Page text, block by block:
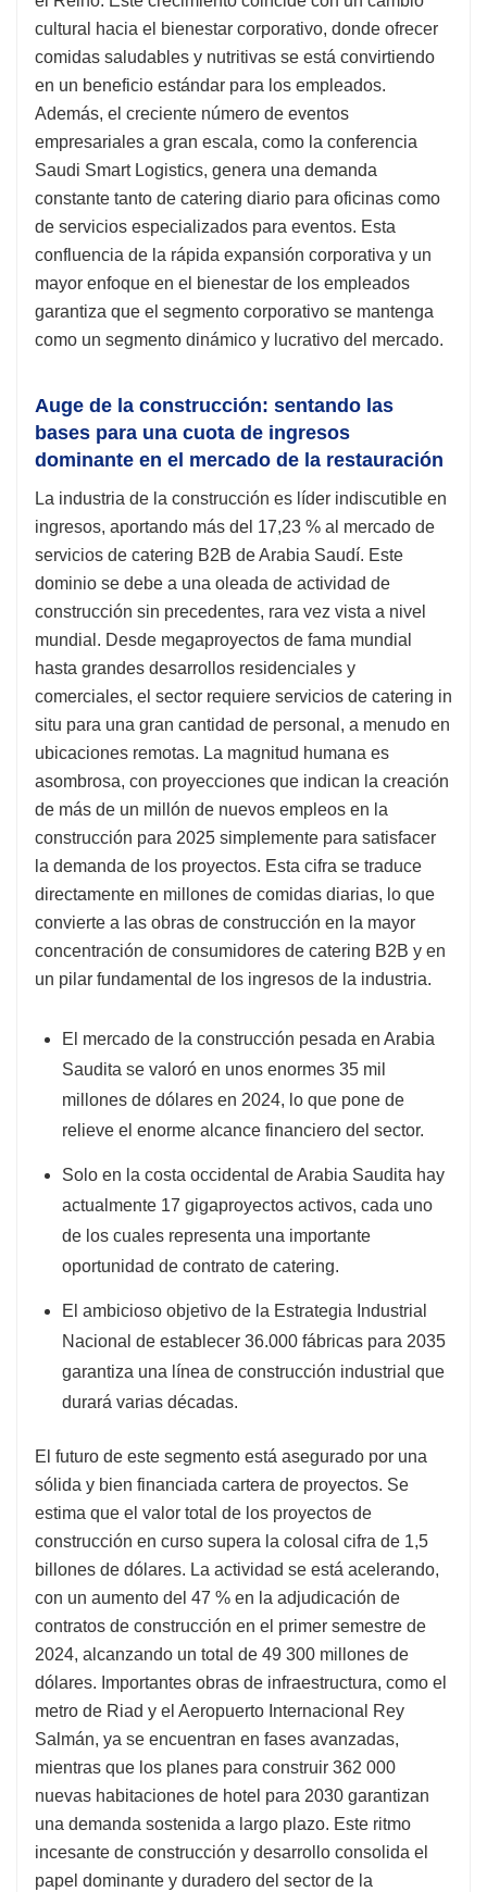
cultural hacia el bienestar corporativo, donde ofrecer
comidas saludables y nutritivas se está convirtiendo
en un beneficio estándar para los empleados.
Además, el creciente número de eventos
empresariales a gran escala, como la conferencia
Saudi Smart Logistics, genera una demanda
constante tanto de catering diario para oficinas como
de servicios especializados para eventos. Esta
confluencia de la rápida expansión corporativa y un
mayor enfoque en el bienestar de los empleados
garantiza que el segmento corporativo se mantenga
como un segmento dinámico y lucrativo del mercado.
Auge de la construcción: sentando las
bases para una cuota de ingresos
dominante en el mercado de la restauración
La industria de la construcción es líder indiscutible en
ingresos, aportando más del 17,23 % al mercado de
servicios de catering B2B de Arabia Saudí. Este
dominio se debe a una oleada de actividad de
construcción sin precedentes, rara vez vista a nivel
mundial. Desde megaproyectos de fama mundial
hasta grandes desarrollos residenciales y
comerciales, el sector requiere servicios de catering in
situ para una gran cantidad de personal, a menudo en
ubicaciones remotas. La magnitud humana es
asombrosa, con proyecciones que indican la creación
de más de un millón de nuevos empleos en la
construcción para 2025 simplemente para satisfacer
la demanda de los proyectos. Esta cifra se traduce
directamente en millones de comidas diarias, lo que
convierte a las obras de construcción en la mayor
concentración de consumidores de catering B2B y en
un pilar fundamental de los ingresos de la industria.
El mercado de la construcción pesada en Arabia
Saudita se valoró en unos enormes 35 mil
millones de dólares en 2024, lo que pone de
relieve el enorme alcance financiero del sector.
Solo en la costa occidental de Arabia Saudita hay
actualmente 17 gigaproyectos activos, cada uno
de los cuales representa una importante
oportunidad de contrato de catering.
El ambicioso objetivo de la Estrategia Industrial
Nacional de establecer 36.000 fábricas para 2035
garantiza una línea de construcción industrial que
durará varias décadas.
El futuro de este segmento está asegurado por una
sólida y bien financiada cartera de proyectos. Se
estima que el valor total de los proyectos de
construcción en curso supera la colosal cifra de 1,5
billones de dólares. La actividad se está acelerando,
con un aumento del 47 % en la adjudicación de
contratos de construcción en el primer semestre de
2024, alcanzando un total de 49 300 millones de
dólares. Importantes obras de infraestructura, como el
metro de Riad y el Aeropuerto Internacional Rey
Salmán, ya se encuentran en fases avanzadas,
mientras que los planes para construir 362 000
nuevas habitaciones de hotel para 2030 garantizan
una demanda sostenida a largo plazo. Este ritmo
incesante de construcción y desarrollo consolida el
papel dominante y duradero del sector de la